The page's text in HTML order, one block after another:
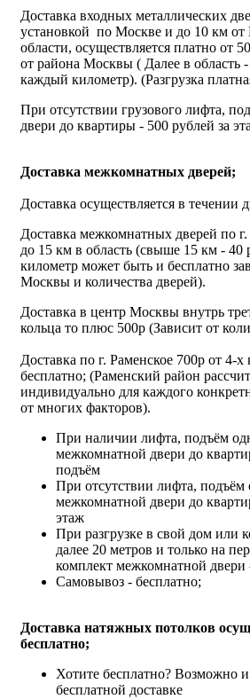
Доставка входных металлических
установкой по Москве и до 10 км
области, осуществляется платно от
от района Москвы ( Далее в область -
каждый километр). (Разгрузка
При отсутствии грузового лифта,
двери до квартиры - 500 рублей за
Доставка межкомнатных дверей;
Доставка осуществляется в течении
Доставка межкомнатных дверей по
до 15 км в область (свыше 15 км - 40
километр может быть и бесплатно
Москвы и количества дверей).
Доставка в центр Москвы внутрь
кольца то плюс 500р (Зависит от
Доставка по г. Раменское 700р от 4-
бесплатно; (Раменский район
индивидуально для каждого
от многих факторов).
При наличии лифта, подъём
межкомнатной двери до
подъём
При отсутствии лифта, подъём
межкомнатной двери до
этаж
При разгрузке в свой дом или
далее 20 метров и только на
комплект межкомнатной двери
Самовывоз - бесплатно;
Доставка натяжных потолков
бесплатно;
Хотите бесплатно? Возможно и
бесплатной доставке